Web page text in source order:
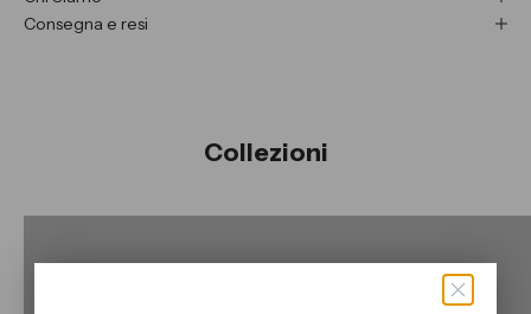
Consegna e resi
Collezioni
Collezione Scarpe Donna